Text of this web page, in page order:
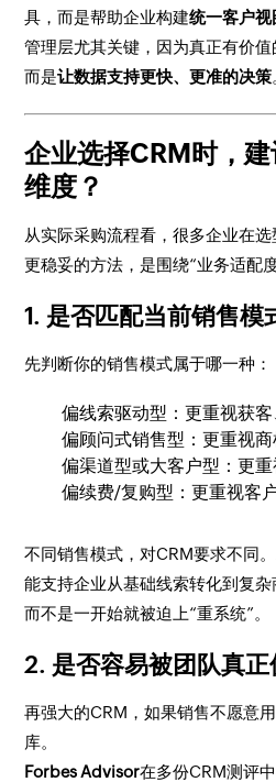
具，而是帮助企业构建统一客户
管理层尤其关键，因为真正有价值
而是让数据支持更快、更准的决策
企业选择CRM时，
维度？
从实际采购流程看，很多企业在选
更稳妥的方法，是围绕“业务适配
1. 是否匹配当前销售模
先判断你的销售模式属于哪一种：
偏线索驱动型：更重视获
偏顾问式销售型：更重视
偏渠道型或大客户型：更
偏续费/复购型：更重视客
不同销售模式，对CRM要求不同
能支持企业从基础线索转化到复杂
而不是一开始就被迫上“重系统”。
2. 是否容易被团队真正
再强大的CRM，如果销售不愿意
库。
Forbes Advisor在多份CRM测评